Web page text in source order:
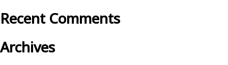
Recent Comments
Archives